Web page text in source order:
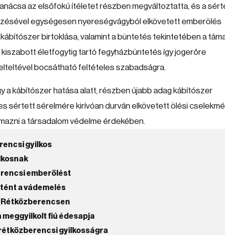
az elsőfokú ítéletet részben megváltoztatta, és a
egységesen nyereségvágyból elkövetett emberölés
birtoklása, valamint a büntetés tekintetében a
életfogytig tartó fegyházbüntetés így jogerőre
bocsátható feltételes szabadságra.
a kábítószer hatása alatt, részben újabb adag kábítószer
sértett sérelmére kirívóan durván elkövetett ölési
a társadalom védelme érdekében.
gyilkos
emberölést
a vádemelés
fiú édesapja
gyilkosságra